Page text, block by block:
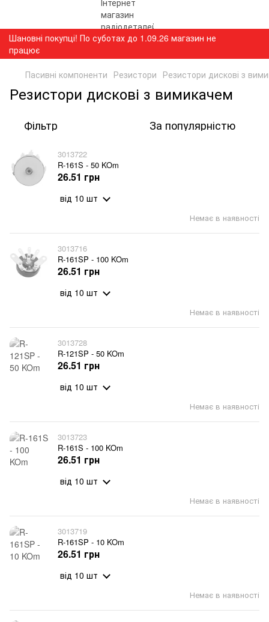
Шановні покупці! По суботах до 1.09.26 магазин не
працює
Пасивні компоненти Резистори Резистори дискові з
Резистори дискові з вимикачем
Фільтр За популярністю
3013722
R-161S - 50 KOm
Немає в наявності
26.51 грн
від 10 шт
3013716
R-161SP - 100 KOm
Немає в наявності
26.51 грн
від 10 шт
3013728
R-121SP - 50 KOm
Немає в наявності
26.51 грн
від 10 шт
3013723
R-161S - 100 KOm
Немає в наявності
26.51 грн
від 10 шт
3013719
R-161SP - 10 KOm
Немає в наявності
26.51 грн
від 10 шт